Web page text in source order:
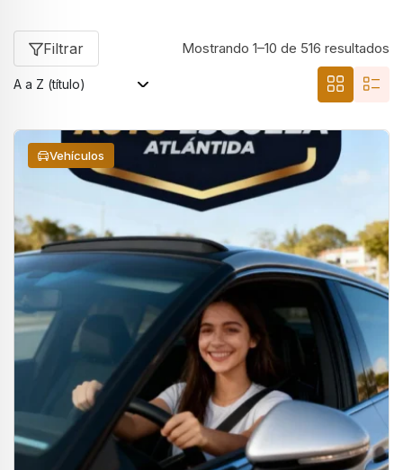
Filtrar Mostrando 1–10 de 516 resultados
Vehículos